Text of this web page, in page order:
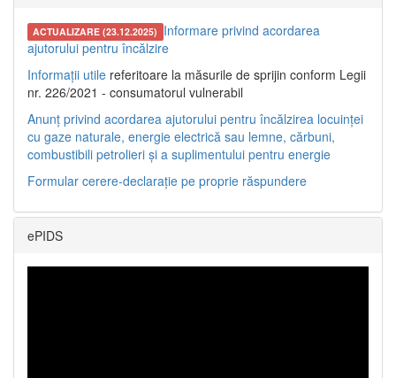
ACTUALIZARE (23.12.2025) Informare privind acordarea
ajutorului pentru încălzire
Informații utile referitoare la măsurile de sprijin conform Legii
nr. 226/2021 - consumatorul vulnerabil
Anunț privind acordarea ajutorului pentru încălzirea locuinței
cu gaze naturale, energie electrică sau lemne, cărbuni,
combustibili petrolieri și a suplimentului pentru energie
Formular cerere-declarație pe proprie răspundere
ePIDS